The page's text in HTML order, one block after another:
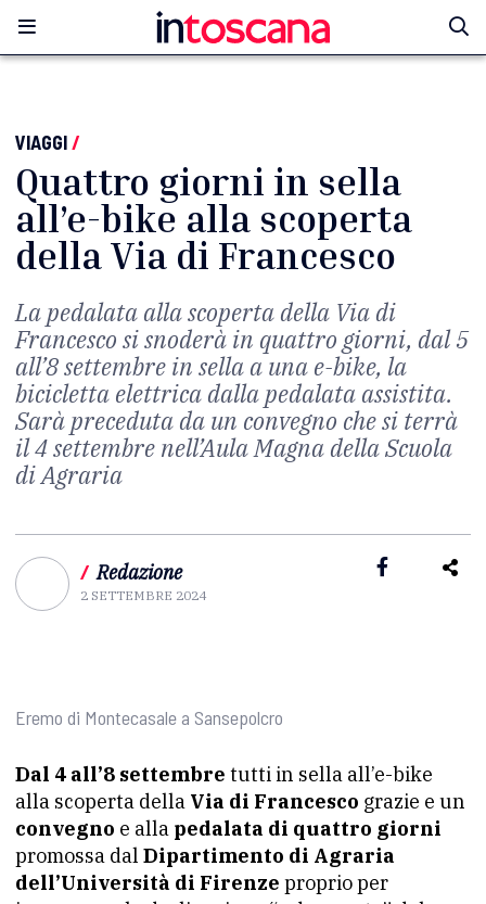
VIAGGI/
Quattro giorni in sella
all’e-bike alla scoperta
della Via di Francesco
La pedalata alla scoperta della Via di
Francesco si snoderà in quattro giorni, dal 5
all’8 settembre in sella a una e-bike, la
bicicletta elettrica dalla pedalata assistita.
Sarà preceduta da un convegno che si terrà
il 4 settembre nell’Aula Magna della Scuola
di Agraria
/ Redazione
2 SETTEMBRE 2024
Eremo di Montecasale a Sansepolcro
Dal 4 all’8 settembre tutti in sella all’e-bike
alla scoperta della Via di Francesco grazie e un
convegno e alla pedalata di quattro giorni
promossa dal Dipartimento di Agraria
dell’Università di Firenze proprio per